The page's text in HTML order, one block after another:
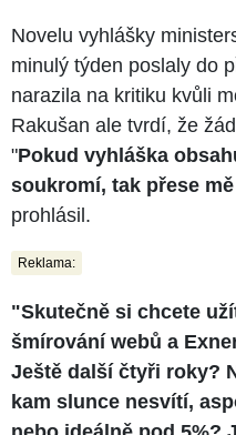
Novelu vyhlášky
minulý týden poslaly do
narazila na kritiku kvůli
Rakušan ale tvrdí, že
"Pokud vyhláška
soukromí, tak přese
prohlásil.
Reklama:
"Skutečně si chcete
šmírování webů a
Ještě další čtyři roky?
kam slunce nesvítí,